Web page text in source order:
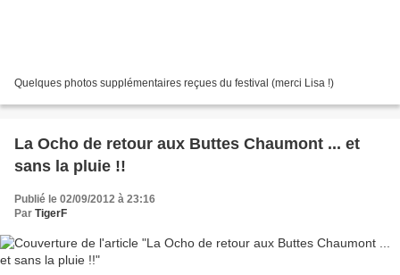
Quelques photos supplémentaires reçues du festival (merci Lisa !)
La Ocho de retour aux Buttes Chaumont ... et
sans la pluie !!
Publié le 02/09/2012 à 23:16
Par TigerF